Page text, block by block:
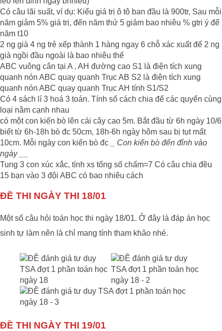
Có câu lãi suất, ví dụ: Kiểu giá trị ô tô ban đầu là 900tr, Sau mỗi
năm giảm 5% giá trị, đến năm thứ 5 giảm bao nhiêu % gtri ý để
năm t10
2 ng già 4 ng trẻ xếp thành 1 hàng ngay 6 chỗ xác xuất để 2 ng
già ngồi đầu ngoài là bao nhiêu thế
ABC vuông cân tại A , AH đường cao S1 là điện tích xung
quanh nón ABC quay quanh Trục AB S2 là điện tích xung
quanh nón ABC quay quanh Trục AH tính S1/S2
Có 4 sách lí 3 hoá 3 toán. Tính số cách chia để các quyển cùng
loại nằm cạnh nhau
có một con kiến bò lên cái cây cao 5m. Bắt đầu từ 6h ngày 10/6
biết từ 6h-18h bò đc 50cm, 18h-6h ngày hôm sau bị tụt mất
10cm. Mỗi ngày con kiến bò đc
_ Con kiến bò đến đỉnh vào
ngày __
Tung 3 con xúc xắc, tính xs tổng số chấm=7 Có câu chia đều
15 bạn vào 3 đội ABC có bao nhiêu cách
ĐỀ THI NGÀY THI 18/01
Một số câu hỏi toán học thi ngày 18/01. Ở đây là đáp án học
sinh tự làm nên là chỉ mang tính tham khảo nhé.
ĐỀ THI NGÀY THI 19/01